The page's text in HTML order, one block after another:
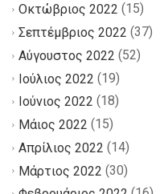
Οκτώβριος 2022 (15)
Σεπτέμβριος 2022 (37)
Αύγουστος 2022 (52)
Ιούλιος 2022 (19)
Ιούνιος 2022 (18)
Μάιος 2022 (15)
Απρίλιος 2022 (14)
Μάρτιος 2022 (30)